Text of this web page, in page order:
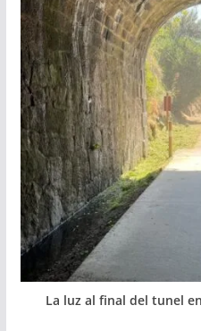
La luz al final del tunel